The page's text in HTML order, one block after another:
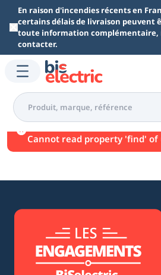
Aller au contenu principal
En raison d'incendies récents en
certains délais de livraison peuvent
toute information complémentaire,
contacter.
Une erreur est
Cannot read property 'find'